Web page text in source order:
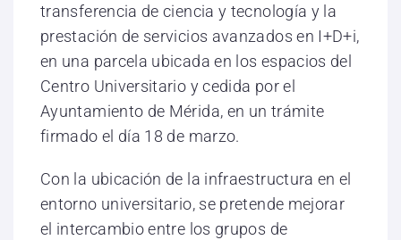
transferencia de ciencia y tecnología y la
prestación de servicios avanzados en I+D+i,
en una parcela ubicada en los espacios del
Centro Universitario y cedida por el
Ayuntamiento de Mérida, en un trámite
firmado el día 18 de marzo.
Con la ubicación de la infraestructura en el
entorno universitario, se pretende mejorar
el intercambio entre los grupos de